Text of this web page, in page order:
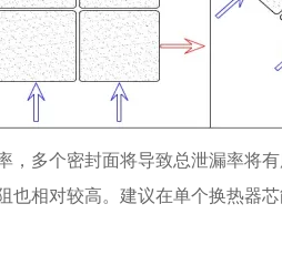
多个密封面将导致总泄漏率将
相对较高。建议在单个换热器